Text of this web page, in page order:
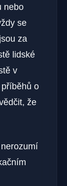
nebo
se
za
lidské
v
o
že